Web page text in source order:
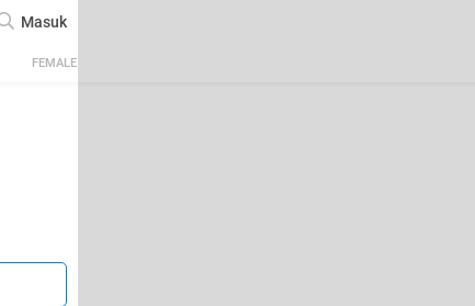
Masuk
FEMALE